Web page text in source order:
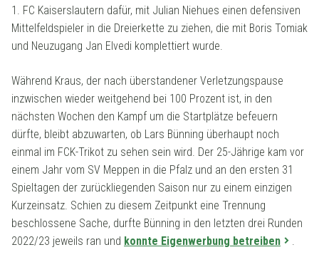
1. FC Kaiserslautern dafür, mit Julian Niehues einen defensiven
Mittelfeldspieler in die Dreierkette zu ziehen, die mit Boris Tomiak
und Neuzugang Jan Elvedi komplettiert wurde.
Während Kraus, der nach überstandener Verletzungspause
inzwischen wieder weitgehend bei 100 Prozent ist, in den
nächsten Wochen den Kampf um die Startplätze befeuern
dürfte, bleibt abzuwarten, ob Lars Bünning überhaupt noch
einmal im FCK-Trikot zu sehen sein wird. Der 25-Jährige kam vor
einem Jahr vom SV Meppen in die Pfalz und an den ersten 31
Spieltagen der zurückliegenden Saison nur zu einem einzigen
Kurzeinsatz. Schien zu diesem Zeitpunkt eine Trennung
beschlossene Sache, durfte Bünning in den letzten drei Runden
2022/23 jeweils ran und konnte Eigenwerbung betreiben